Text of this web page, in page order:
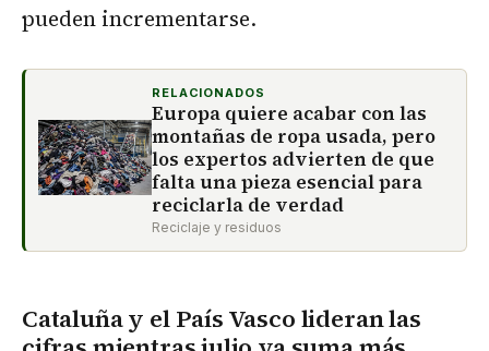
pueden incrementarse.
RELACIONADOS
Europa quiere acabar con las
montañas de ropa usada, pero
los expertos advierten de que
falta una pieza esencial para
reciclarla de verdad
Reciclaje y residuos
Cataluña y el País Vasco lideran las